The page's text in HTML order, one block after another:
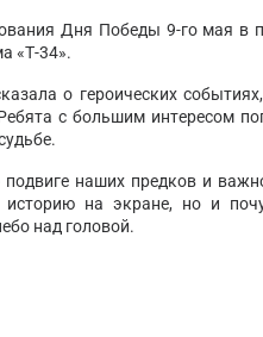
Дня Победы 9-го мая в
«Т-34».
о героических
с большим интересом
судьбе.
наших предков и
на экране, но и
над головой.